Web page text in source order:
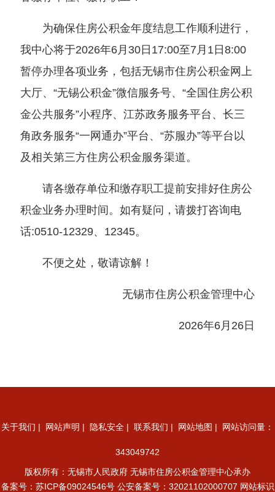
为确保住房公积金年度结息工作顺利进行，
我中心将于2026年6月30日17:00至7月1日8:00
暂停办理各项业务，包括无锡市住房公积金网上
大厅、“无锡公积金”微信服务号、“全国住房公积
金公共服务”小程序、江苏政务服务平台、长三
角政务服务“一网通办”平台、“苏服办”等平台以
及相关第三方住房公积金服务渠道。
请各缴存单位和缴存职工提前安排好住房公
积金业务办理时间。如有疑问，请拨打咨询电
话:0510-12329、12345。
不便之处，敬请谅解！
无锡市住房公积金管理中心
2026年6月26日
关于我们 网站声明 隐私安全 联系我们 网站地图 | 网站访问量：
343049742
版权所有：无锡市人民政府 无锡市住房公积金管理中心承办
备案号： 苏ICP备09024546号 公安备案号：32021102000707 网站标识